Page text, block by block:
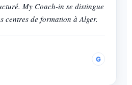
My Coach-in se distingue
centres de formation à Alger.
G